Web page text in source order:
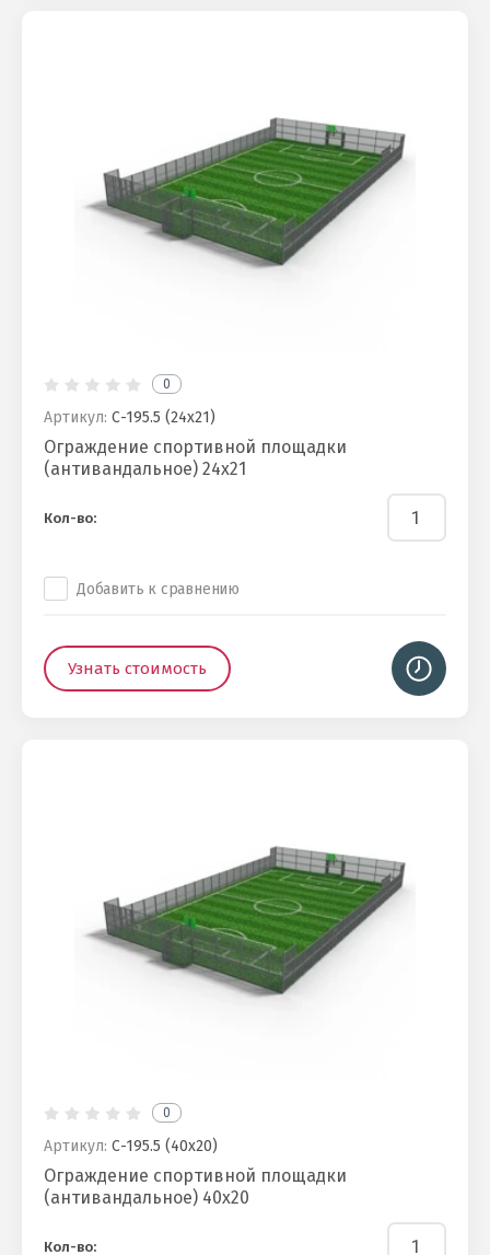
0
Артикул: С-195.5 (24х21)
Ограждение спортивной площадки
(антивандальное) 24х21
Кол-во:
Добавить к сравнению
Узнать стоимость
0
Артикул: С-195.5 (40х20)
Ограждение спортивной площадки
(антивандальное) 40х20
Кол-во: